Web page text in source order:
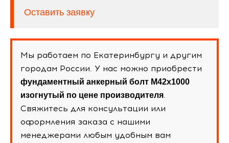
Оставить заявку
Мы работаем по Екатеринбургу и другим
городам России. У нас можно приобрести
фундаментный анкерный болт М42х1000
изогнутый по цене производителя.
Свяжитесь для консультации или
оформления заказа с нашими
менеджерами любым удобным вам